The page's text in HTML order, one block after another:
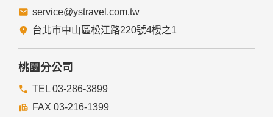
service@ystravel.com.tw
台北市中山區松江路220號4樓之1
桃園分公司
TEL 03-286-3899
FAX 03-216-1399